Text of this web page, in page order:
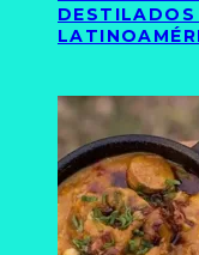
DESTILADOS